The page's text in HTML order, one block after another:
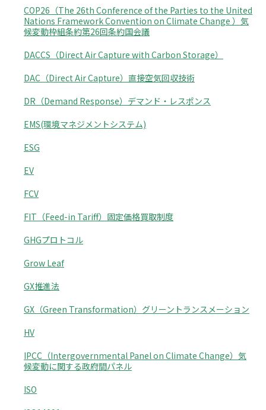
COP26（The 26th Conference of the Parties to the United
Nations Framework Convention on Climate Change ）気
候変動枠組条約第26回条約国会議
DACCS（Direct Air Capture with Carbon Storage）
DAC（Direct Air Capture）直接空気回収技術
DR（Demand Response）デマンド・レスポンス
EMS(環境マネジメントシステム)
ESG
EV
FCV
FIT（Feed-in Tariff）固定価格買取制度
GHGプロトコル
Grow Leaf
GX推進法
GX（Green Transformation）グリーントランスメーション
HV
IPCC（Intergovernmental Panel on Climate Change）気
候変動に関する政府間パネル
ISO